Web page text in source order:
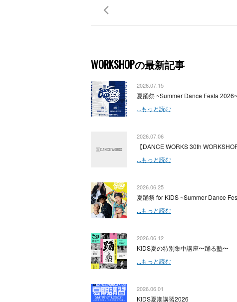
WORKSHOPの最新記事
2026.07.15
夏踊祭 ~Summer Dance Festa 2026~
...もっと読む
2026.07.06
【DANCE WORKS 30th
...もっと読む
2026.06.25
夏踊祭 for KIDS ~Summer Dance
...もっと読む
2026.06.12
KIDS夏の特別集中講座〜踊る塾〜
...もっと読む
2026.06.01
KIDS夏期講習2026